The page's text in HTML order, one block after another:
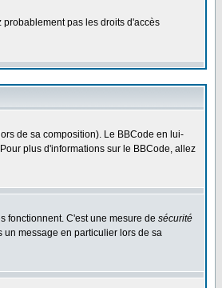
pas les droits d'accès
de sa composition). Le BBCode en lui-
plus d'informations sur le BBCode, allez
fonctionnent. C'est une mesure de sécurité
un message en particulier lors de sa